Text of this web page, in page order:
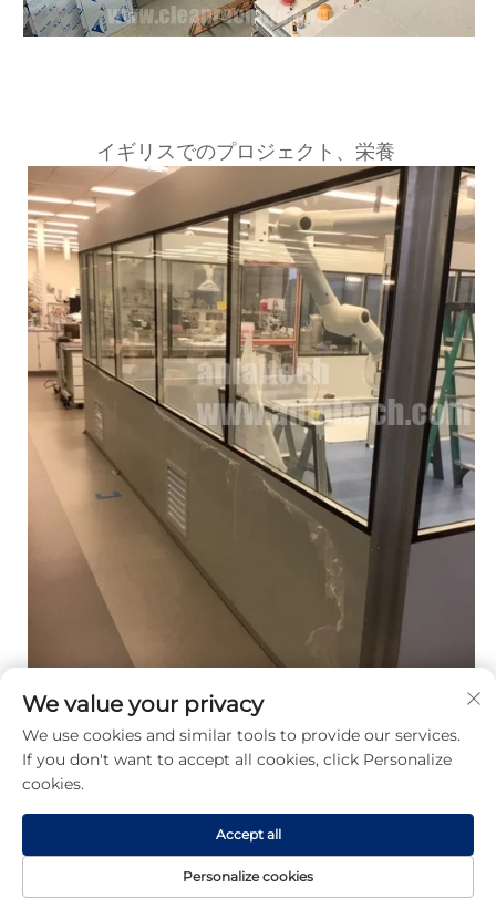
イギリスでのプロジェクト、栄養
アメリカでのプロジェクト-サイエンスラボ
We value your privacy
We use cookies and similar tools to provide our services.
If you don't want to accept all cookies, click Personalize
cookies.
Personalize cookies
Accept all